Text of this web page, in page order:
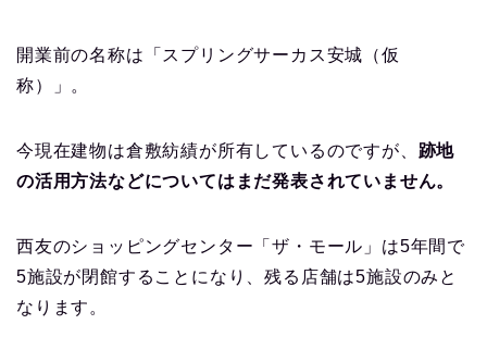
開業前の名称は「スプリングサーカス安城（仮
称）」。
今現在建物は倉敷紡績が所有しているのですが、 跡地
の活用方法などについてはまだ発表されていません。
西友のショッピングセンター「ザ・モール」は5年間で
5施設が閉館することになり、残る店舗は5施設のみと
なります。